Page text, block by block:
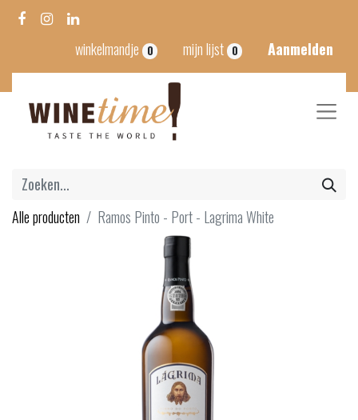
winkelmandje 0 mijn lijst 0 Aanmelden
Alle producten Ramos Pinto - Port - Lagrima White